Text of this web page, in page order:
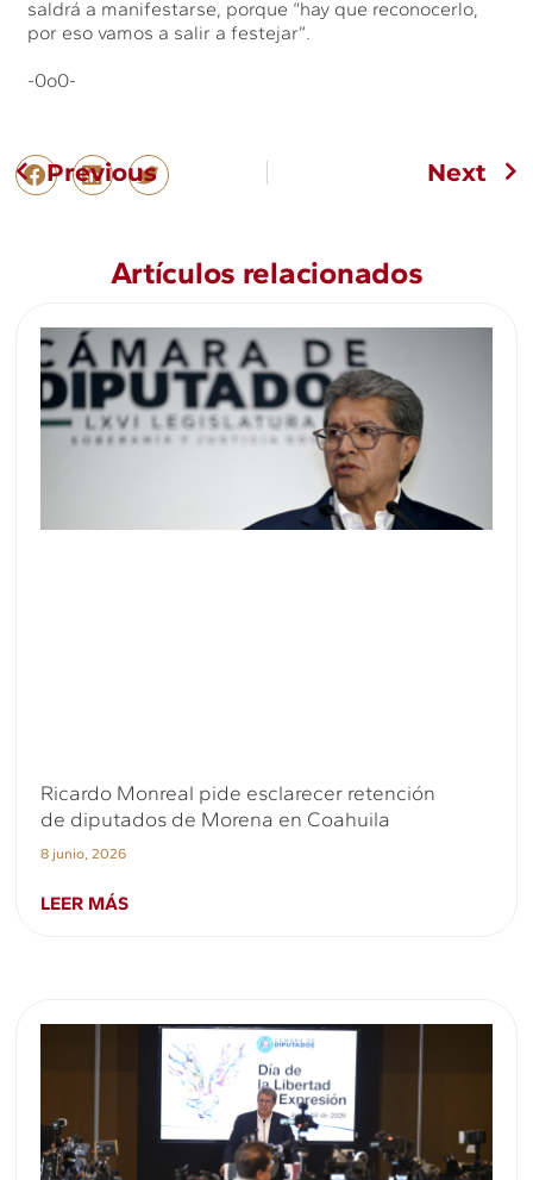
saldrá a manifestarse, porque “hay que reconocerlo,
por eso vamos a salir a festejar”.
-0o0-
Previous Next
Artículos relacionados
Ricardo Monreal pide esclarecer retención
de diputados de Morena en Coahuila
8 junio, 2026
LEER MÁS